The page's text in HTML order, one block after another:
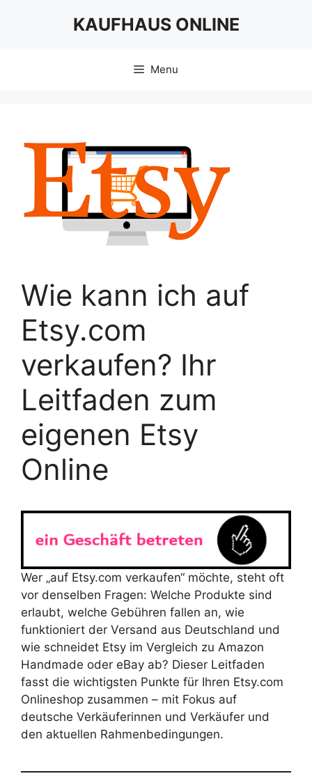
KAUFHAUS ONLINE
Menu
Wie kann ich auf
Etsy.com
verkaufen? Ihr
Leitfaden zum
eigenen Etsy
Online
Wer „auf Etsy.com verkaufen“ möchte, steht oft
vor denselben Fragen: Welche Produkte sind
erlaubt, welche Gebühren fallen an, wie
funktioniert der Versand aus Deutschland und
wie schneidet Etsy im Vergleich zu Amazon
Handmade oder eBay ab? Dieser Leitfaden
fasst die wichtigsten Punkte für Ihren Etsy.com
Onlineshop zusammen – mit Fokus auf
deutsche Verkäuferinnen und Verkäufer und
den aktuellen Rahmenbedingungen.